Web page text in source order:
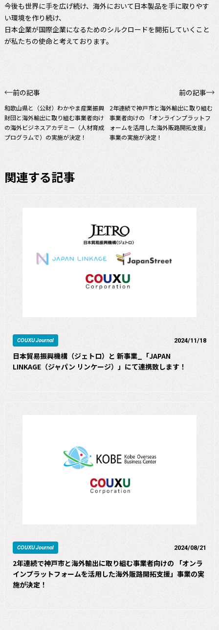
今後も世界に手を広げ続け、海外において日本製品を手に取りやす
い環境を作り続け、
日本企業が国際企業になるためのシルクロードを開拓していくこと
が私たちの使命と考えております。
前の記事
和歌山県と（公財）わかやま産業振興
財団と海外輸出に取り組む事業者向け
の海外ビジネスアカデミー（人材育成
プログラムで）の実施が決定！
前の記事
2年連続で神戸市と海外輸出に取り組む
事業者向けの 「オンラインプラットフ
ォームを活用した海外販路開拓支援」
事業の実施が決定！
関連する記事
COUXU Journal 2024/11/18
日本貿易振興機構（ジェトロ）と 新事業_「JAPAN
LINKAGE（ジャパン リンケージ）」にて連携致します！
COUXU Journal 2024/08/21
2年連続で神戸市と海外輸出に取り組む事業者向けの 「オンラ
インプラットフォームを活用した海外販路開拓支援」事業の実
施が決定！